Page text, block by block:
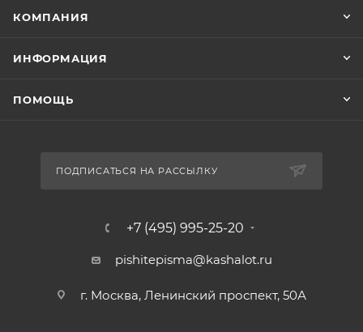
КОМПАНИЯ
ИНФОРМАЦИЯ
ПОМОЩЬ
ПОДПИСАТЬСЯ НА РАССЫЛКУ
+7 (495) 995-25-20​
pishitepisma@kashalot.ru
г. Москва, Ленинский проспект, 50А​